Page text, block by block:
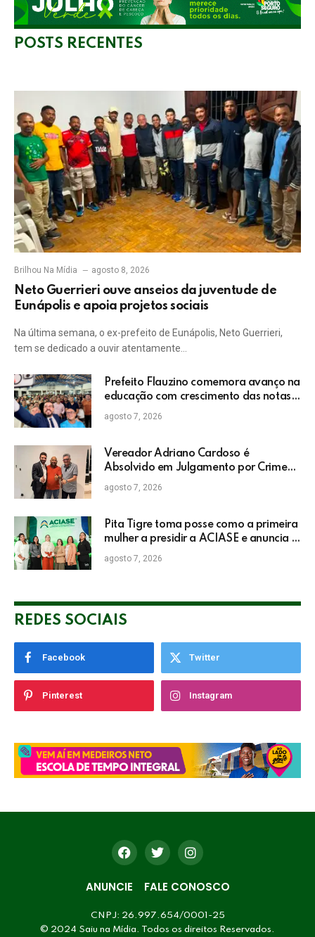
POSTS RECENTES
Brilhou Na Mídia agosto 8, 2026
Neto Guerrieri ouve anseios da juventude de
Eunápolis e apoia projetos sociais
Na última semana, o ex-prefeito de Eunápolis, Neto Guerrieri,
tem se dedicado a ouvir atentamente…
Prefeito Flauzino comemora avanço na
educação com crescimento das notas
do IDEB da rede pública de Itabela
agosto 7, 2026
Vereador Adriano Cardoso é
Absolvido em Julgamento por Crime
Eleitoral no TRE
agosto 7, 2026
Pita Tigre toma posse como a primeira
mulher a presidir a ACIASE e anuncia a
retomada do Prêmio Destaque
Empresarial
agosto 7, 2026
REDES SOCIAIS
Facebook Twitter
Pinterest Instagram
ANUNCIE FALE CONOSCO
CNPJ: 26.997.654/0001-25
© 2024 Saiu na Mídia. Todos os direitos Reservados.